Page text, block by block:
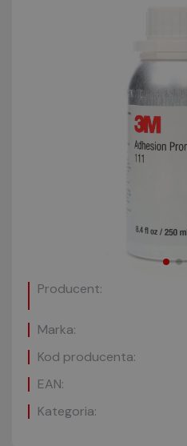
Producent:
Marka:
Kod producenta:
EAN:
Kategoria: